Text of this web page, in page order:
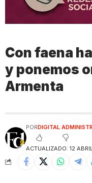
Con faena
y ponemos
Armenta
ACTUALIZADO: 12
PORDIGITAL